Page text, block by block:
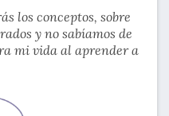
los conceptos, sobre
y no sabíamos de
mi vida al aprender a